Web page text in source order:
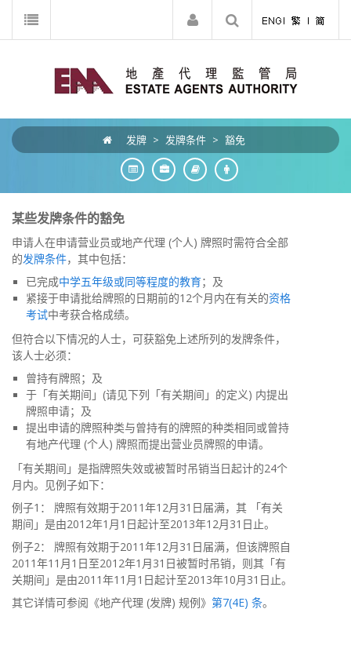
发牌 > 发牌条件 > 豁免
某些发牌条件的豁免
申请人在申请营业员或地产代理 (个人) 牌照时需符合全部
的发牌条件，其中包括：
已完成中学五年级或同等程度的教育；及
紧接于申请批给牌照的日期前的12个月内在有关的资格
考试中考获合格成绩。
但符合以下情况的人士，可获豁免上述所列的发牌条件，
该人士必须：
曾持有牌照；及
于「有关期间」(请见下列「有关期间」的定义) 内提出
牌照申请；及
提出申请的牌照种类与曾持有的牌照的种类相同或曾持
有地产代理 (个人) 牌照而提出营业员牌照的申请。
「有关期间」是指牌照失效或被暂时吊销当日起计的24个
月内。见例子如下：
例子1： 牌照有效期于2011年12月31日届满，其 「有关
期间」是由2012年1月1日起计至2013年12月31日止。
例子2： 牌照有效期于2011年12月31日届满，但该牌照自
2011年11月1日至2012年1月31日被暂时吊销，则其「有
关期间」是由2011年11月1日起计至2013年10月31日止。
其它详情可参阅《地产代理 (发牌) 规例》 第7(4E) 条。